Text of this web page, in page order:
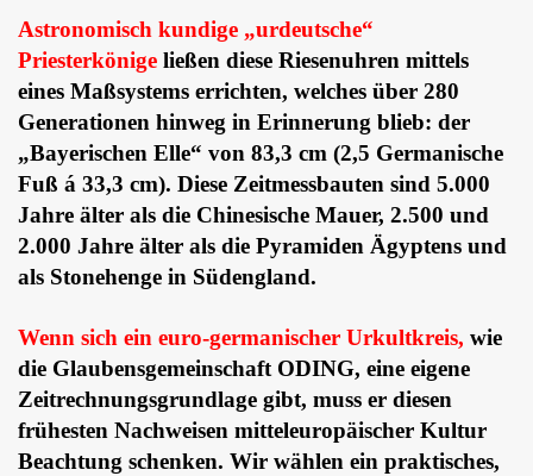
Astronomisch kundige „urdeutsche“
Priesterkönige ließen diese Riesenuhren mittels
eines Maßsystems errichten, welches über 280
Generationen hinweg in Erinnerung blieb: der
„Bayerischen Elle“ von 83,3 cm (2,5 Germanische
Fuß á 33,3 cm). Diese Zeitmessbauten sind 5.000
Jahre älter als die Chinesische Mauer, 2.500 und
2.000 Jahre älter als die Pyramiden Ägyptens und
als Stonehenge in Südengland.
Wenn sich ein euro-germanischer Urkultkreis, wie
die Glaubensgemeinschaft ODING, eine eigene
Zeitrechnungsgrundlage gibt, muss er diesen
frühesten Nachweisen mitteleuropäischer Kultur
Beachtung schenken. Wir wählen ein praktisches,